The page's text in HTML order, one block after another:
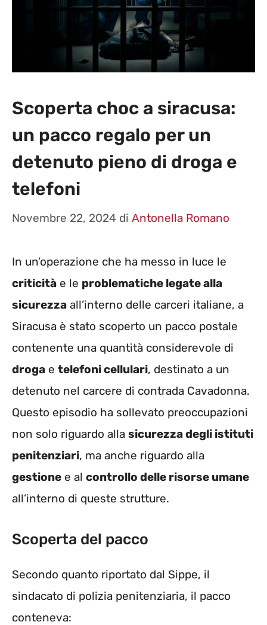
Scoperta choc a siracusa:
un pacco regalo per un
detenuto pieno di droga e
telefoni
Novembre 22, 2024 di Antonella Romano
In un’operazione che ha messo in luce le
criticità e le problematiche legate alla
sicurezza all’interno delle carceri italiane, a
Siracusa è stato scoperto un pacco postale
contenente una quantità considerevole di
droga e telefoni cellulari, destinato a un
detenuto nel carcere di contrada Cavadonna.
Questo episodio ha sollevato preoccupazioni
non solo riguardo alla sicurezza degli istituti
penitenziari, ma anche riguardo alla
gestione e al controllo delle risorse umane
all’interno di queste strutture.
Scoperta del pacco
Secondo quanto riportato dal Sippe, il
sindacato di polizia penitenziaria, il pacco
conteneva: